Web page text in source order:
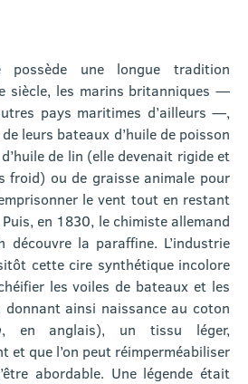
possède une longue tradition
siècle, les marins britanniques —
pays maritimes d’ailleurs —,
leurs bateaux d’huile de poisson
de lin (elle devenait rigide et
froid) ou de graisse animale pour
le vent tout en restant
en 1830, le chimiste allemand
découvre la paraffine. L’industrie
cette cire synthétique incolore
les voiles de bateaux et les
donnant ainsi naissance au coton
, en anglais), un tissu léger,
et que l’on peut réimperméabiliser
abordable. Une légende était